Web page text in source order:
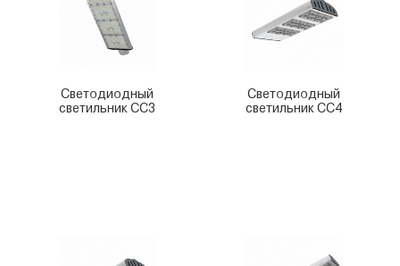
Светодиодный
светильник СС3
Светодиодный
светильник СС4